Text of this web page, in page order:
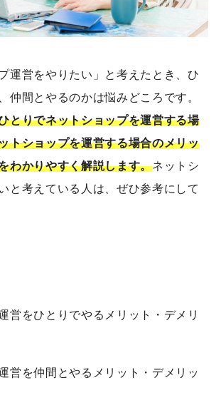
運営をやりたい」と考えた とき
、ひ
仲間とやるのかは悩みどころです。
とりでネットショップを運営する場
トショップを運営する場合のメリッ
わかりやすく解説します。ネットシ
と考えている人は、ぜひ参考にして
営をひとりでやるメリット・デメリ
営を仲間とやるメリット・デメリッ